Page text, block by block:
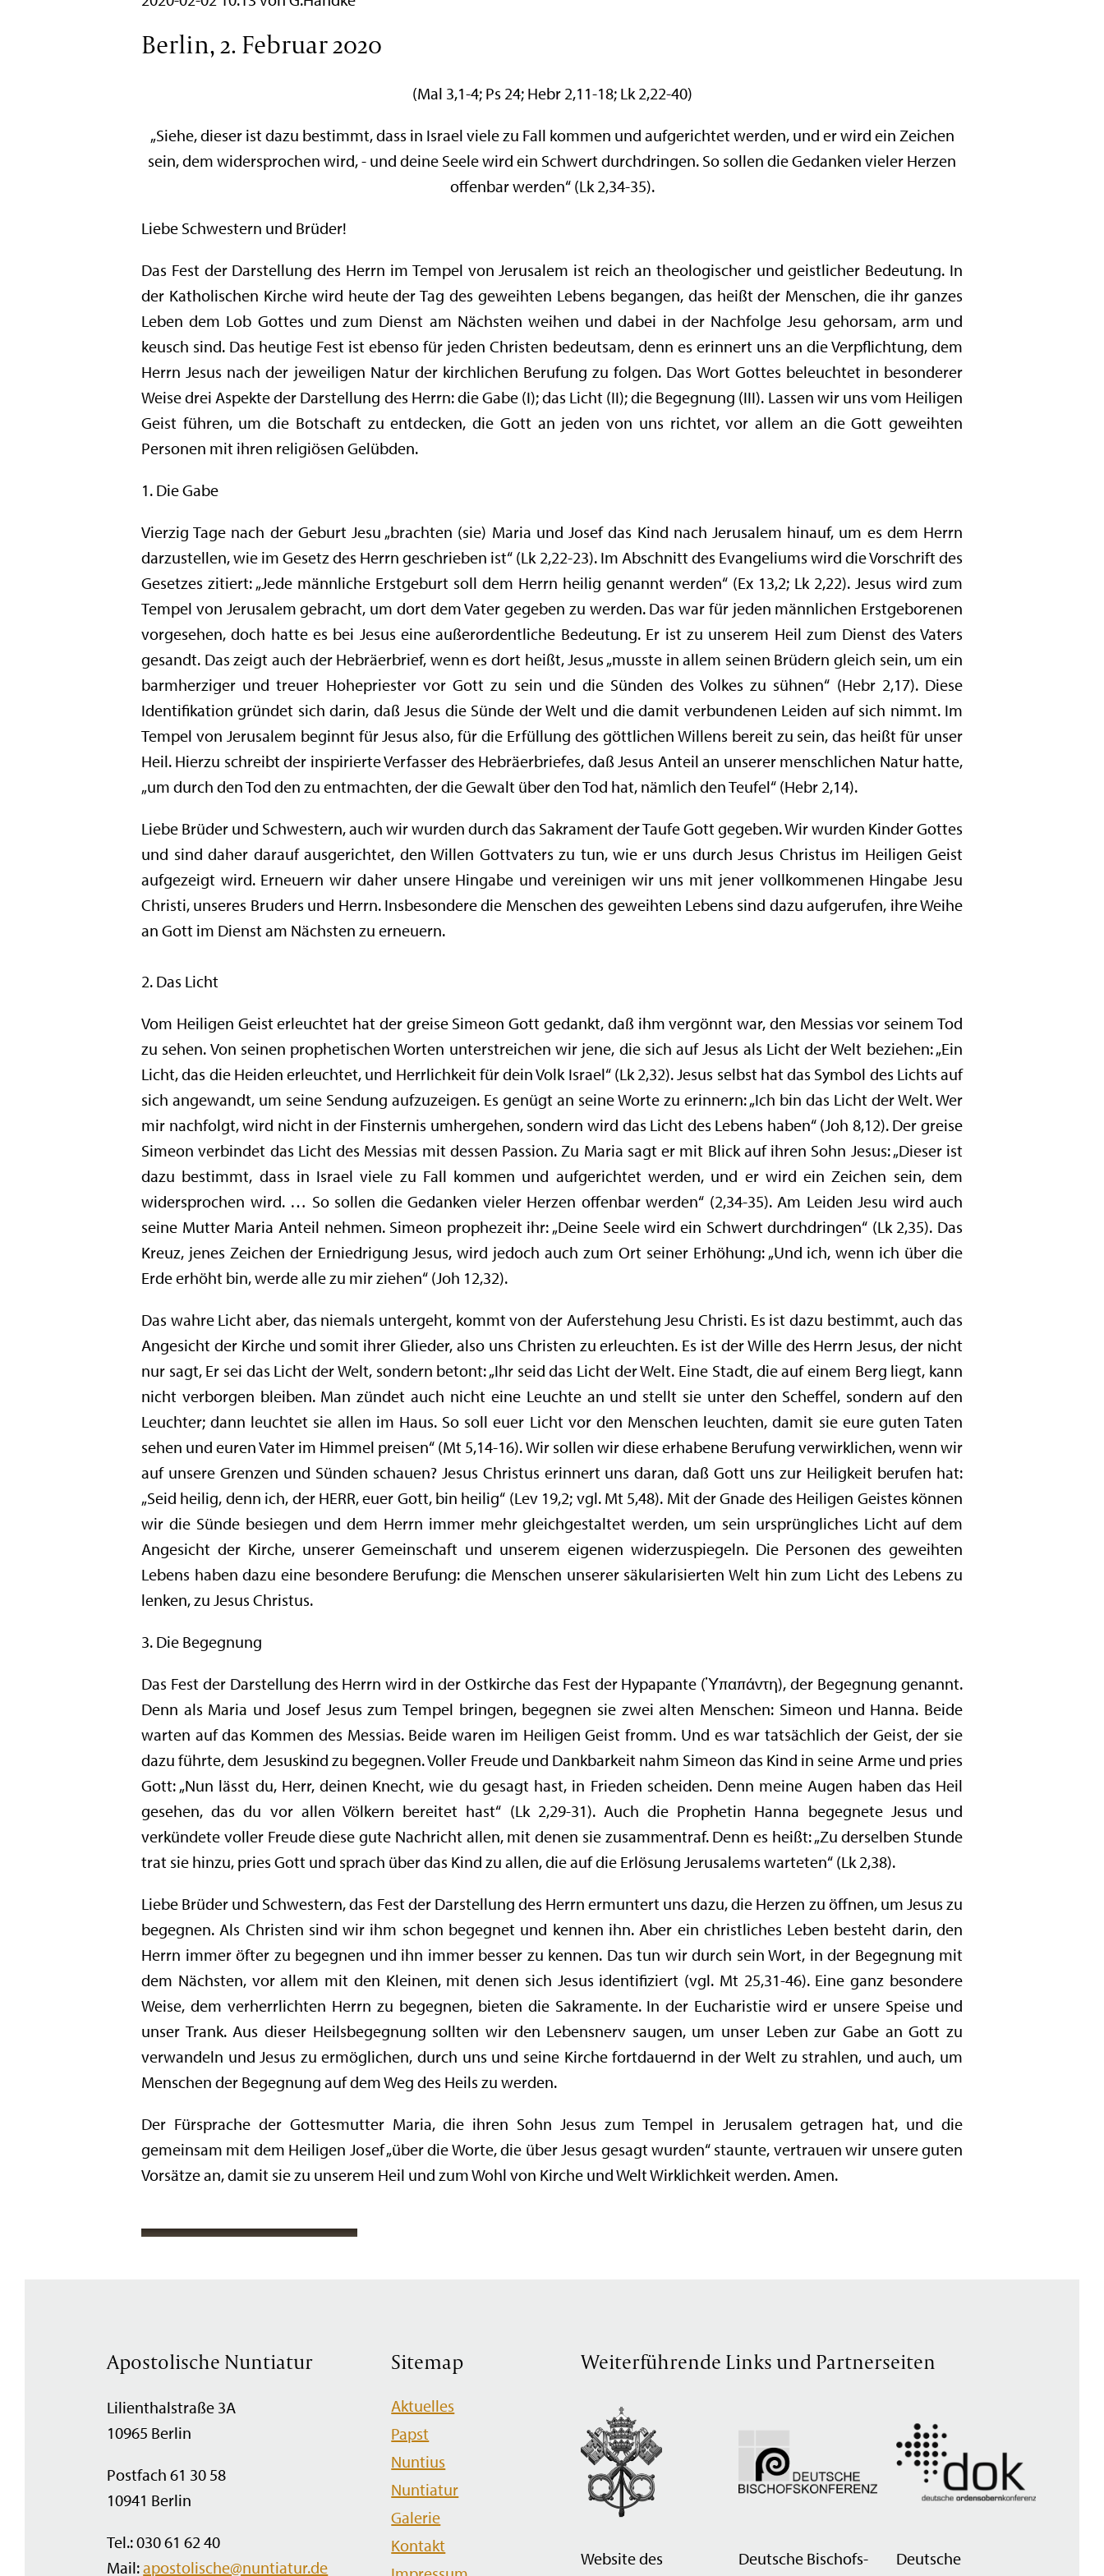
Berlin, 2. Februar 2020
(Mal 3,1-4; Ps 24; Hebr 2,11-18; Lk 2,22-40)
„Siehe, dieser ist dazu bestimmt, dass in Israel viele zu Fall kommen und aufgerichtet werden, und er wird ein Zeichen
sein, dem widersprochen wird, - und deine Seele wird ein Schwert durchdringen. So sollen die Gedanken vieler Herzen
offenbar werden“ (Lk 2,34-35).
Liebe Schwestern und Brüder!
Das Fest der Darstellung des Herrn im Tempel von Jerusalem ist reich an theologischer und geistlicher Bedeutung. In
der Katholischen Kirche wird heute der Tag des geweihten Lebens begangen, das heißt der Menschen, die ihr ganzes
Leben dem Lob Gottes und zum Dienst am Nächsten weihen und dabei in der Nachfolge Jesu gehorsam, arm und
keusch sind. Das heutige Fest ist ebenso für jeden Christen bedeutsam, denn es erinnert uns an die Verpflichtung, dem
Herrn Jesus nach der jeweiligen Natur der kirchlichen Berufung zu folgen. Das Wort Gottes beleuchtet in besonderer
Weise drei Aspekte der Darstellung des Herrn: die Gabe (I); das Licht (II); die Begegnung (III). Lassen wir uns vom Heiligen
Geist führen, um die Botschaft zu entdecken, die Gott an jeden von uns richtet, vor allem an die Gott geweihten
Personen mit ihren religiösen Gelübden.
1. Die Gabe
Vierzig Tage nach der Geburt Jesu „brachten (sie) Maria und Josef das Kind nach Jerusalem hinauf, um es dem Herrn
darzustellen, wie im Gesetz des Herrn geschrieben ist“ (Lk 2,22-23). Im Abschnitt des Evangeliums wird die Vorschrift des
Gesetzes zitiert: „Jede männliche Erstgeburt soll dem Herrn heilig genannt werden“ (Ex 13,2; Lk 2,22). Jesus wird zum
Tempel von Jerusalem gebracht, um dort dem Vater gegeben zu werden. Das war für jeden männlichen Erstgeborenen
vorgesehen, doch hatte es bei Jesus eine außerordentliche Bedeutung. Er ist zu unserem Heil zum Dienst des Vaters
gesandt. Das zeigt auch der Hebräerbrief, wenn es dort heißt, Jesus „musste in allem seinen Brüdern gleich sein, um ein
barmherziger und treuer Hohepriester vor Gott zu sein und die Sünden des Volkes zu sühnen“ (Hebr 2,17). Diese
Identifikation gründet sich darin, daß Jesus die Sünde der Welt und die damit verbundenen Leiden auf sich nimmt. Im
Tempel von Jerusalem beginnt für Jesus also, für die Erfüllung des göttlichen Willens bereit zu sein, das heißt für unser
Heil. Hierzu schreibt der inspirierte Verfasser des Hebräerbriefes, daß Jesus Anteil an unserer menschlichen Natur hatte,
„um durch den Tod den zu entmachten, der die Gewalt über den Tod hat, nämlich den Teufel“ (Hebr 2,14).
Liebe Brüder und Schwestern, auch wir wurden durch das Sakrament der Taufe Gott gegeben. Wir wurden Kinder Gottes
und sind daher darauf ausgerichtet, den Willen Gottvaters zu tun, wie er uns durch Jesus Christus im Heiligen Geist
aufgezeigt wird. Erneuern wir daher unsere Hingabe und vereinigen wir uns mit jener vollkommenen Hingabe Jesu
Christi, unseres Bruders und Herrn. Insbesondere die Menschen des geweihten Lebens sind dazu aufgerufen, ihre Weihe
an Gott im Dienst am Nächsten zu erneuern.
2. Das Licht
Vom Heiligen Geist erleuchtet hat der greise Simeon Gott gedankt, daß ihm vergönnt war, den Messias vor seinem Tod
zu sehen. Von seinen prophetischen Worten unterstreichen wir jene, die sich auf Jesus als Licht der Welt beziehen: „Ein
Licht, das die Heiden erleuchtet, und Herrlichkeit für dein Volk Israel“ (Lk 2,32). Jesus selbst hat das Symbol des Lichts auf
sich angewandt, um seine Sendung aufzuzeigen. Es genügt an seine Worte zu erinnern: „Ich bin das Licht der Welt. Wer
mir nachfolgt, wird nicht in der Finsternis umhergehen, sondern wird das Licht des Lebens haben“ (Joh 8,12). Der greise
Simeon verbindet das Licht des Messias mit dessen Passion. Zu Maria sagt er mit Blick auf ihren Sohn Jesus: „Dieser ist
dazu bestimmt, dass in Israel viele zu Fall kommen und aufgerichtet werden, und er wird ein Zeichen sein, dem
widersprochen wird. … So sollen die Gedanken vieler Herzen offenbar werden“ (2,34-35). Am Leiden Jesu wird auch
seine Mutter Maria Anteil nehmen. Simeon prophezeit ihr: „Deine Seele wird ein Schwert durchdringen“ (Lk 2,35). Das
Kreuz, jenes Zeichen der Erniedrigung Jesus, wird jedoch auch zum Ort seiner Erhöhung: „Und ich, wenn ich über die
Erde erhöht bin, werde alle zu mir ziehen“ (Joh 12,32).
Das wahre Licht aber, das niemals untergeht, kommt von der Auferstehung Jesu Christi. Es ist dazu bestimmt, auch das
Angesicht der Kirche und somit ihrer Glieder, also uns Christen zu erleuchten. Es ist der Wille des Herrn Jesus, der nicht
nur sagt, Er sei das Licht der Welt, sondern betont: „Ihr seid das Licht der Welt. Eine Stadt, die auf einem Berg liegt, kann
nicht verborgen bleiben. Man zündet auch nicht eine Leuchte an und stellt sie unter den Scheffel, sondern auf den
Leuchter; dann leuchtet sie allen im Haus. So soll euer Licht vor den Menschen leuchten, damit sie eure guten Taten
sehen und euren Vater im Himmel preisen“ (Mt 5,14-16). Wir sollen wir diese erhabene Berufung verwirklichen, wenn wir
auf unsere Grenzen und Sünden schauen? Jesus Christus erinnert uns daran, daß Gott uns zur Heiligkeit berufen hat:
„Seid heilig, denn ich, der HERR, euer Gott, bin heilig“ (Lev 19,2; vgl. Mt 5,48). Mit der Gnade des Heiligen Geistes können
wir die Sünde besiegen und dem Herrn immer mehr gleichgestaltet werden, um sein ursprüngliches Licht auf dem
Angesicht der Kirche, unserer Gemeinschaft und unserem eigenen widerzuspiegeln. Die Personen des geweihten
Lebens haben dazu eine besondere Berufung: die Menschen unserer säkularisierten Welt hin zum Licht des Lebens zu
lenken, zu Jesus Christus.
3. Die Begegnung
Das Fest der Darstellung des Herrn wird in der Ostkirche das Fest der Hypapante (Ὑπαπάντη), der Begegnung genannt.
Denn als Maria und Josef Jesus zum Tempel bringen, begegnen sie zwei alten Menschen: Simeon und Hanna. Beide
warten auf das Kommen des Messias. Beide waren im Heiligen Geist fromm. Und es war tatsächlich der Geist, der sie
dazu führte, dem Jesuskind zu begegnen. Voller Freude und Dankbarkeit nahm Simeon das Kind in seine Arme und pries
Gott: „Nun lässt du, Herr, deinen Knecht, wie du gesagt hast, in Frieden scheiden. Denn meine Augen haben das Heil
gesehen, das du vor allen Völkern bereitet hast“ (Lk 2,29-31). Auch die Prophetin Hanna begegnete Jesus und
verkündete voller Freude diese gute Nachricht allen, mit denen sie zusammentraf. Denn es heißt: „Zu derselben Stunde
trat sie hinzu, pries Gott und sprach über das Kind zu allen, die auf die Erlösung Jerusalems warteten“ (Lk 2,38).
Liebe Brüder und Schwestern, das Fest der Darstellung des Herrn ermuntert uns dazu, die Herzen zu öffnen, um Jesus zu
begegnen. Als Christen sind wir ihm schon begegnet und kennen ihn. Aber ein christliches Leben besteht darin, den
Herrn immer öfter zu begegnen und ihn immer besser zu kennen. Das tun wir durch sein Wort, in der Begegnung mit
dem Nächsten, vor allem mit den Kleinen, mit denen sich Jesus identifiziert (vgl. Mt 25,31-46). Eine ganz besondere
Weise, dem verherrlichten Herrn zu begegnen, bieten die Sakramente. In der Eucharistie wird er unsere Speise und
unser Trank. Aus dieser Heilsbegegnung sollten wir den Lebensnerv saugen, um unser Leben zur Gabe an Gott zu
verwandeln und Jesus zu ermöglichen, durch uns und seine Kirche fortdauernd in der Welt zu strahlen, und auch, um
Menschen der Begegnung auf dem Weg des Heils zu werden.
Der Fürsprache der Gottesmutter Maria, die ihren Sohn Jesus zum Tempel in Jerusalem getragen hat, und die
gemeinsam mit dem Heiligen Josef „über die Worte, die über Jesus gesagt wurden“ staunte, vertrauen wir unsere guten
Vorsätze an, damit sie zu unserem Heil und zum Wohl von Kirche und Welt Wirklichkeit werden. Amen.
Apostolische Nuntiatur
Lilienthalstraße 3A
10965 Berlin
Postfach 61 30 58
10941 Berlin
Tel.: 030 61 62 40
Mail:apostolische@nuntiatur.de
Sitemap
Navigation
überspringen
Aktuelles
Papst
Nuntius
Nuntiatur
Galerie
Kontakt
Weiterführende Links und Partnerseiten
Website des
Deutsche Bischofs­
Deutsche